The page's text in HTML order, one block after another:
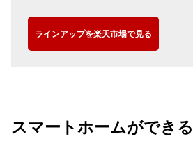
ラインアップを楽天市場で見る
スマートホームができ